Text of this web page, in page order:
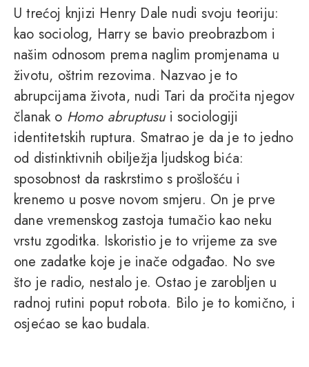
U trećoj knjizi Henry Dale nudi svoju teoriju:
kao sociolog, Harry se bavio preobrazbom i
našim odnosom prema naglim promjenama u
životu, oštrim rezovima. Nazvao je to
abrupcijama života, nudi Tari da pročita njegov
članak o Homo abruptusui sociologiji
identitetskih ruptura. Smatrao je da je to jedno
od distinktivnih obilježja ljudskog bića:
sposobnost da raskrstimo s prošlošću i
krenemo u posve novom smjeru. On je prve
dane vremenskog zastoja tumačio kao neku
vrstu zgoditka. Iskoristio je to vrijeme za sve
one zadatke koje je inače odgađao. No sve
što je radio, nestalo je. Ostao je zarobljen u
radnoj rutini poput robota. Bilo je to komično, i
osjećao se kao budala.